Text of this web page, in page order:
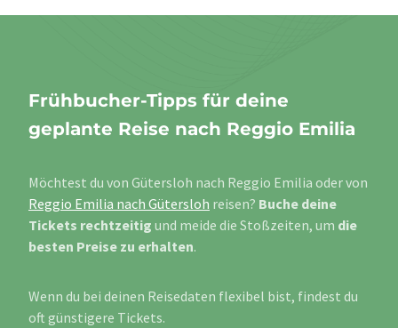
Frühbucher-Tipps für deine
geplante Reise nach Reggio Emilia
Möchtest du von Gütersloh nach Reggio Emilia oder von
Reggio Emilia nach Gütersloh reisen? Buche deine
Tickets rechtzeitig und meide die Stoßzeiten, um die
besten Preise zu erhalten.
Wenn du bei deinen Reisedaten flexibel bist, findest du
oft günstigere Tickets.